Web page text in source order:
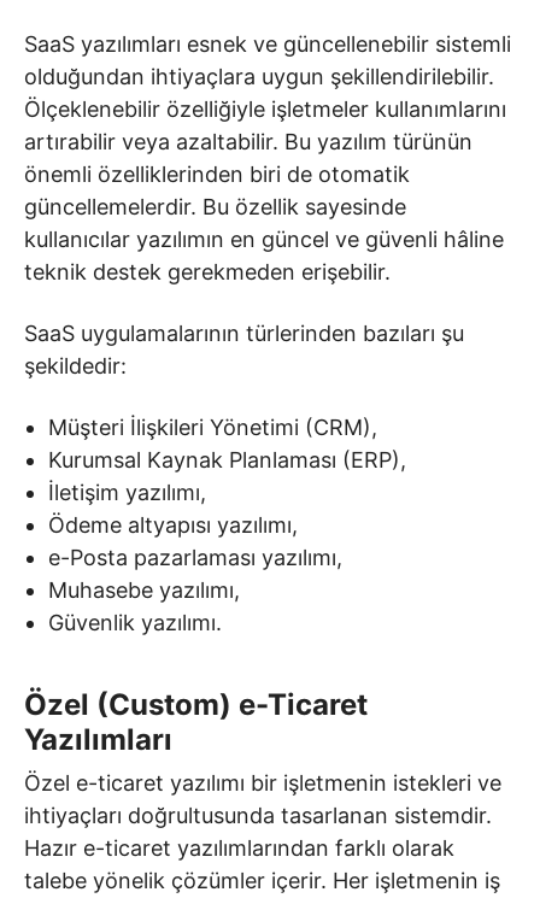
SaaS yazılımları esnek ve güncellenebilir sistemli
olduğundan ihtiyaçlara uygun şekillendirilebilir.
Ölçeklenebilir özelliğiyle işletmeler kullanımlarını
artırabilir veya azaltabilir. Bu yazılım türünün
önemli özelliklerinden biri de otomatik
güncellemelerdir. Bu özellik sayesinde
kullanıcılar yazılımın en güncel ve güvenli hâline
teknik destek gerekmeden erişebilir.
SaaS uygulamalarının türlerinden bazıları şu
şekildedir:
Müşteri İlişkileri Yönetimi (CRM),
Kurumsal Kaynak Planlaması (ERP),
İletişim yazılımı,
Ödeme altyapısı yazılımı,
e-Posta pazarlaması yazılımı,
Muhasebe yazılımı,
Güvenlik yazılımı.
Özel (Custom) e-Ticaret
Yazılımları
Özel e-ticaret yazılımı bir işletmenin istekleri ve
ihtiyaçları doğrultusunda tasarlanan sistemdir.
Hazır e-ticaret yazılımlarından farklı olarak
talebe yönelik çözümler içerir. Her işletmenin iş